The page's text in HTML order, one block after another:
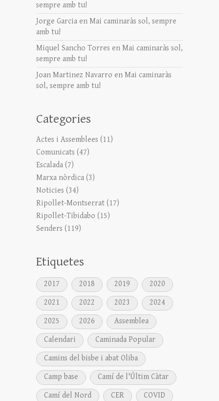
sempre amb tu!
Jorge Garcia en Mai caminaràs sol, sempre
amb tu!
Miquel Sancho Torres en Mai caminaràs sol,
sempre amb tu!
Joan Martinez Navarro en Mai caminaràs
sol, sempre amb tu!
Categories
Actes i Assemblees (11)
Comunicats (47)
Escalada (7)
Marxa nòrdica (3)
Noticies (34)
Ripollet-Montserrat (17)
Ripollet-Tibidabo (15)
Senders (119)
Etiquetes
2017 2018 2019
2020
2021
2022 2023
2024
2025
2026
Assemblea
Calendari
Caminada Popular
Camins del bisbe i abat Oliba
Camp base
Camí de l'Últim Càtar
Camí del Nord
CER
COVID